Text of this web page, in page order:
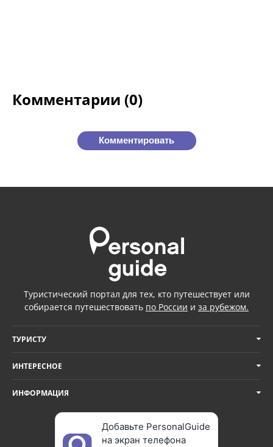
Комментарии (0)
Комментировать
Туристический портал для тех, кто путешествует или
собирается путешествовать по России и за рубежом.
ТУРИСТУ
ИНТЕРЕСНОЕ
ИНФОРМАЦИЯ
Добавьте PersonalGuide
на экран телефона